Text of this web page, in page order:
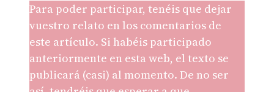
Para poder participar, tenéis que dejar
vuestro relato en los comentarios de
este artículo. Si habéis participado
anteriormente en esta web, el texto se
publicará (casi) al momento. De no ser